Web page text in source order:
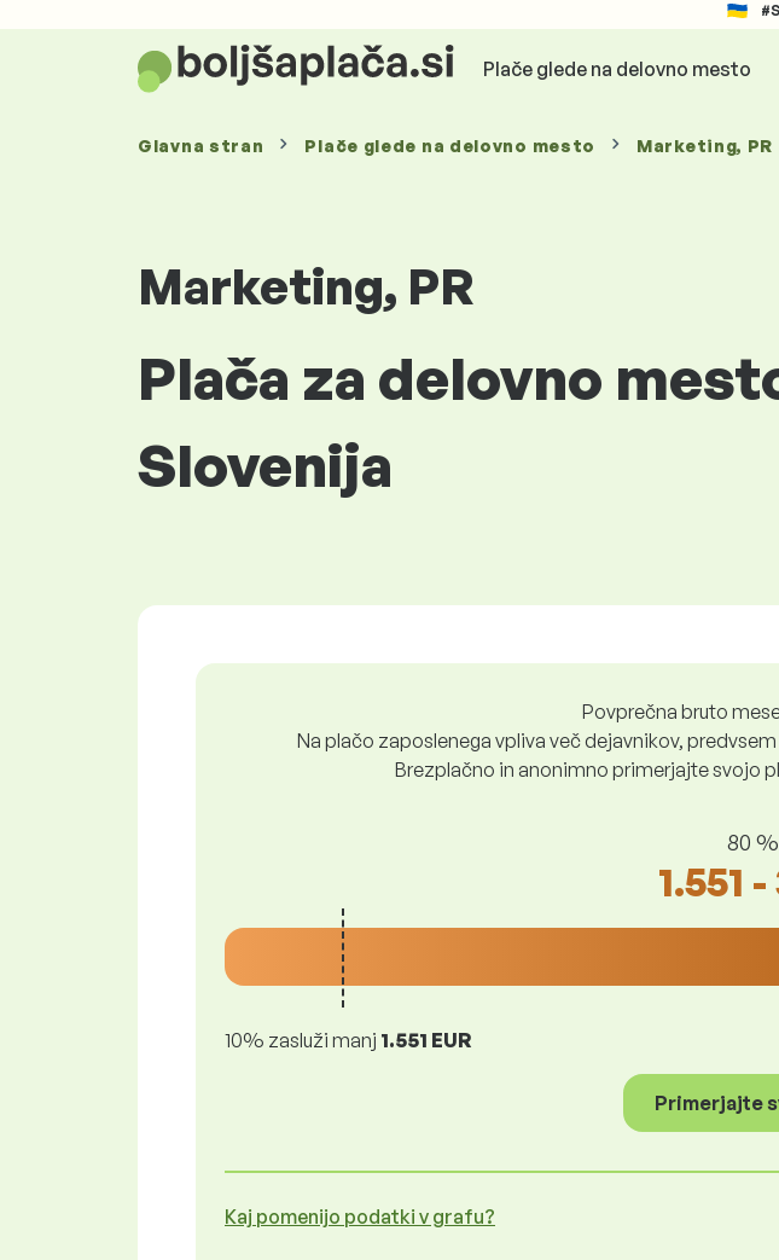
Plače glede na delovno mesto
Glavna stran Plače glede na delovno mesto Marketing, PR
Marketing, PR
Plača za delovno
Slovenija
Povprečna bruto
Na plačo zaposlenega vpliva več dejavnikov,
Brezplačno in anonimno primerjajte svojo
80
1.551
10% zasluži manj 1.551 EUR
Primerjajte
Kaj pomenijo podatki v grafu?